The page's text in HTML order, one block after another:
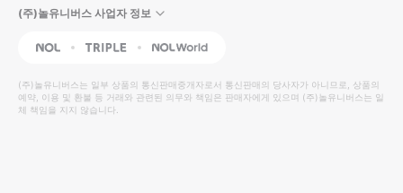
높
은
순
동
영
상
(주)놀유니버스 사업자 정보
NOL Triple Interpark Global
(주)놀유니버스는 일부 상품의 통신판매중개자로서 통신판매의 당사자가 아니므로, 상품의
예약, 이용 및 환불 등 거래와 관련된 의무와 책임은 판매자에게 있으며 (주)놀유니버스는 일
체 책임을 지지 않습니다.